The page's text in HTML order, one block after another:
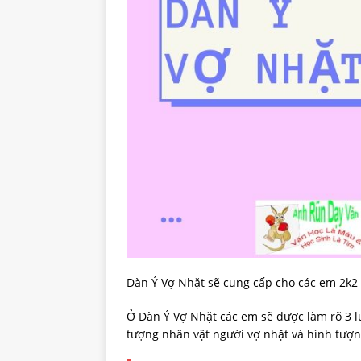
Dàn Ý Vợ Nhặt sẽ cung cấp cho các em
Ở Dàn Ý Vợ Nhặt các em sẽ được làm rõ
tượng nhân vật người vợ nhặt và hình